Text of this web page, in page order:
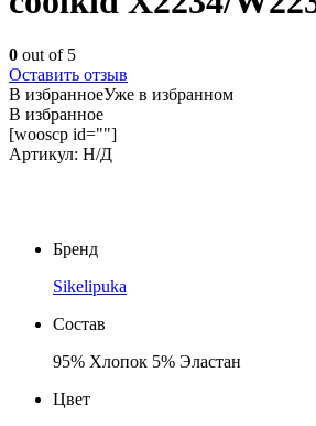
0 out of 5
Оставить отзыв
В избранноеУже в избранном
В избранное
[wooscp id=""]
Артикул: Н/Д
Бренд
Sikelipuka
Состав
95% Хлопок 5% Эластан
Цвет